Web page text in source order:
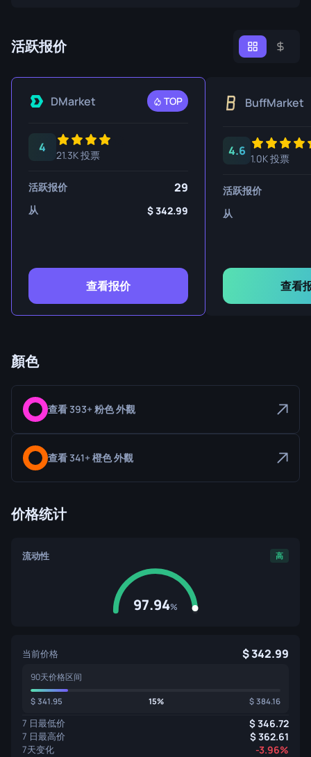
活跃报价
DMarket TOP
4
21.3K 投票
活跃报价 29
从 342.99
查看报价
BuffMarket
4.6
1.0K 投票
活跃报价
从
查看
顏色
查看 393+ 粉色 外觀
查看 341+ 橙色 外觀
价格统计
流动性 高
97.94%
当前价格 342.99
90天价格区间
341.95 15% 384.16
7 日最低价 346.72
7 日最高价 362.61
7天变化 -3.96%